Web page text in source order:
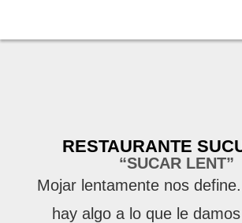
RESTAURANTE
“SUCAR LENT”
Mojar lentamente nos
hay algo a lo que le